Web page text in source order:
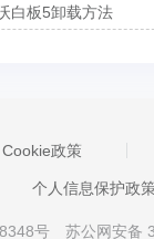
白板5卸载方法
Cookie政策
个人信息保护政策
号 苏公网安备